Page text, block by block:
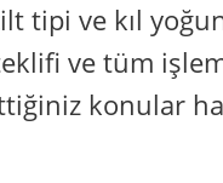
tipi ve kıl
ve tüm
konular